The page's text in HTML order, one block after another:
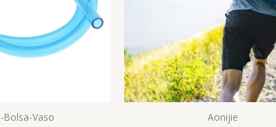
Bolsa-Vaso Aonijie